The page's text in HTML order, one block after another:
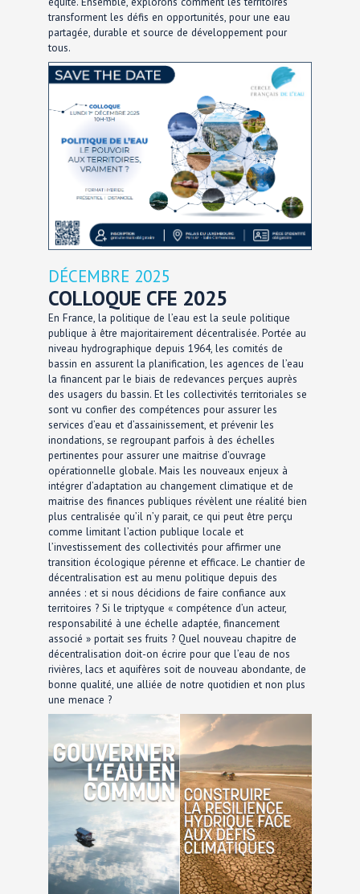
transforment les défis en opportunités, pour une eau
partagée, durable et source de développement pour
tous.
DÉCEMBRE 2025
COLLOQUE CFE 2025
En France, la politique de l’eau est la seule politique
publique à être majoritairement décentralisée. Portée au
niveau hydrographique depuis 1964, les comités de
bassin en assurent la planification, les agences de l’eau
la financent par le biais de redevances perçues auprès
des usagers du bassin. Et les collectivités territoriales se
sont vu confier des compétences pour assurer les
services d’eau et d’assainissement, et prévenir les
inondations, se regroupant parfois à des échelles
pertinentes pour assurer une maitrise d’ouvrage
opérationnelle globale. Mais les nouveaux enjeux à
intégrer d’adaptation au changement climatique et de
maitrise des finances publiques révèlent une réalité bien
plus centralisée qu’il n’y parait, ce qui peut être perçu
comme limitant l’action publique locale et
l’investissement des collectivités pour affirmer une
transition écologique pérenne et efficace. Le chantier de
décentralisation est au menu politique depuis des
années : et si nous décidions de faire confiance aux
territoires ? Si le triptyque « compétence d’un acteur,
responsabilité à une échelle adaptée, financement
associé » portait ses fruits ? Quel nouveau chapitre de
décentralisation doit-on écrire pour que l’eau de nos
rivières, lacs et aquifères soit de nouveau abondante, de
bonne qualité, une alliée de notre quotidien et non plus
une menace ?